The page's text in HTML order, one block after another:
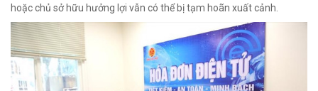
hoặc chủ sở hữu hưởng lợi vẫn có thể bị tạm hoãn xuất cảnh.